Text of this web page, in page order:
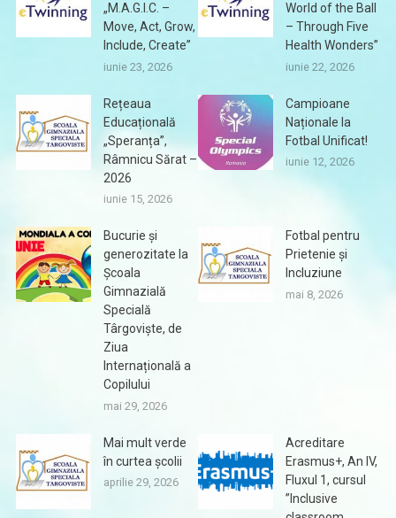
„M.A.G.I.C. –
Move, Act, Grow,
Include, Create”
iunie 23, 2026
World of the Ball
– Through Five
Health Wonders”
iunie 22, 2026
Rețeaua
Educațională
„Speranța”,
Râmnicu Sărat –
2026
iunie 15, 2026
Campioane
Naționale la
Fotbal Unificat!
iunie 12, 2026
Bucurie și
generozitate la
Școala
Gimnazială
Specială
Târgoviște, de
Ziua
Internațională a
Copilului
mai 29, 2026
Fotbal pentru
Prietenie și
Incluziune
mai 8, 2026
Mai mult verde
în curtea școlii
aprilie 29, 2026
Acreditare
Erasmus+, An IV,
Fluxul 1, cursul
”Inclusive